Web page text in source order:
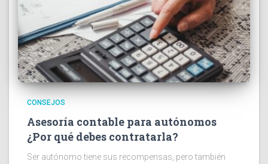
CONSEJOS
Asesoría contable para autónomos
¿Por qué debes contratarla?
Ser autónomo tiene sus recompensas, pero también